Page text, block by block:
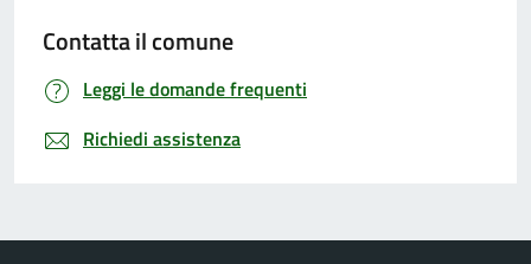
Contatta il comune
Leggi le domande frequenti
Richiedi assistenza